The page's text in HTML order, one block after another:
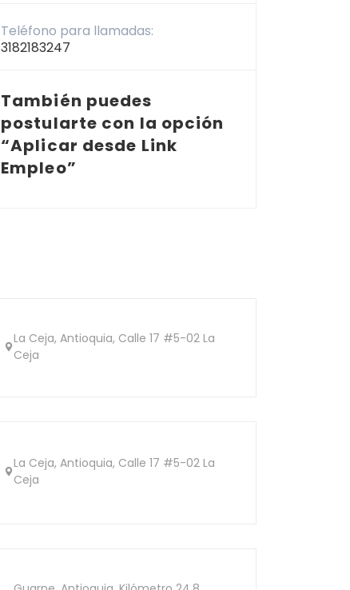
Teléfono para llamadas:
3182183247
También puedes
postularte con la opción
“Aplicar desde Link
Empleo”
La Ceja, Antioquia, Calle 17 #5-02 La
Ceja
La Ceja, Antioquia, Calle 17 #5-02 La
Ceja